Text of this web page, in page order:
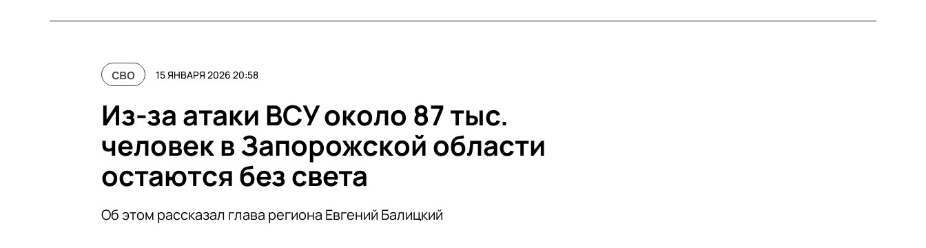
сво 15 ЯНВАРЯ 2026 20:58
Из-за атаки ВСУ около 87 тыс.
человек в Запорожской области
остаются без света
Об этом рассказал глава региона Евгений Балицкий